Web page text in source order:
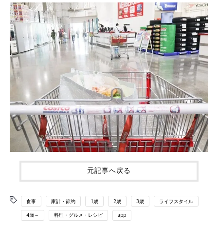
元記事へ戻る
食事 家計・節約 1歳 2歳 3歳 ライフスタイル
4歳～ 料理・グルメ・レシピ app